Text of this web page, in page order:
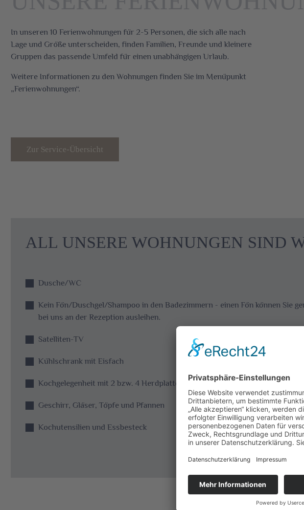
In unseren 10 Ferienwohnungen für 2-5 Personen, die sich alle nach
Lage und Größe unterscheiden, finden Familien, Freunde und kleinere
Gruppen das passende Umfeld für einen unabhängigen Urlaub.
Weitere Informationen zu den Wohnungen finden Sie im Menüpunkt
„Ferienwohnungen“.
Zur Service-Übersicht
ALL UNSERE WOHNUNGEN SIND
Dusche/WC
Kein Fön/Duschgel/Shampoo in den Badezimmern - einen Fön können Sie
bei uns an der Rezeption ausleihen.
Satelliten-TV
Kühlschrank mit Eisfach
Kochgelegenheit mit 2 bzw. 4 Herdplatten
Geschirr, Gläser, Töpfe und Pfannen
Kochutensilien und Essbesteck